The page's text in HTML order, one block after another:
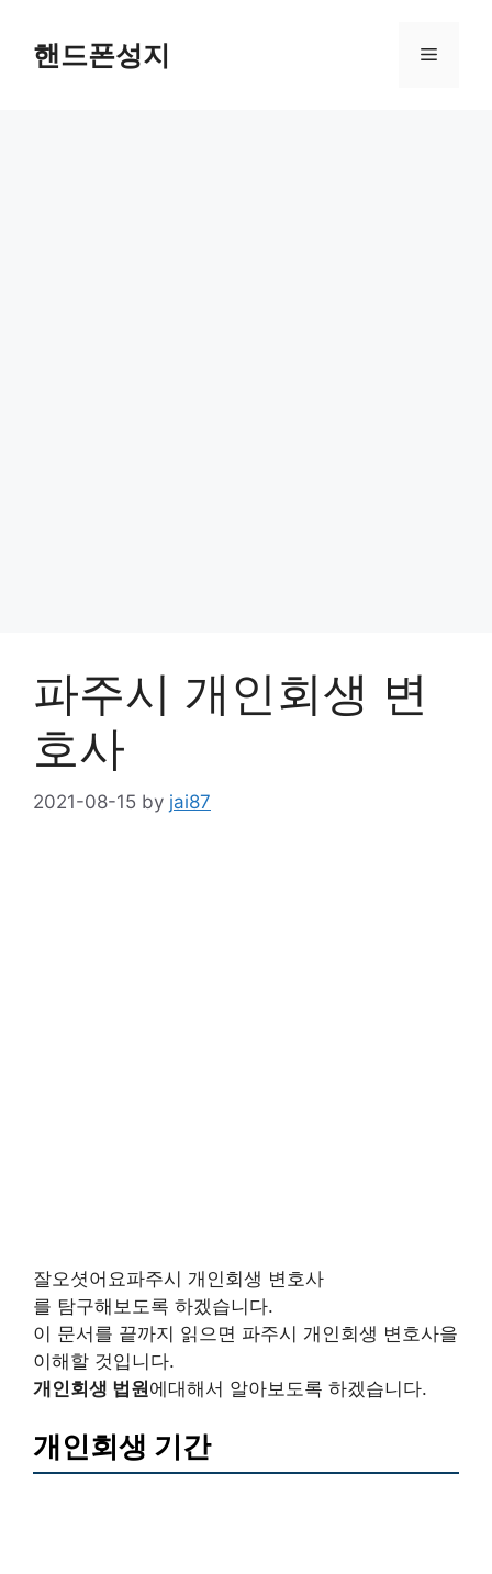
content핸드폰성지 Menu
파주시 개인회생 변
호사
2021-08-15 by jai87
잘오셧어요파주시 개인회생 변호사
를 탐구해보도록 하겠습니다.
이 문서를 끝까지 읽으면 파주시 개인회생 변호사을
이해할 것입니다.
개인회생 법원에대해서 알아보도록 하겠습니다.
개인회생 기간